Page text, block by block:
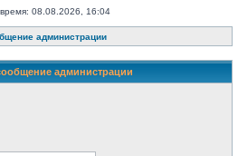
08.08.2026, 16:04
администрации
администрации